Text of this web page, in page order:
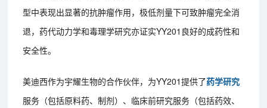
型中表现出显著的抗肿瘤作用，极低剂量下可致肿瘤完全消
退，药代动力学和毒理学研究亦证实YY201良好的成药性和
安全性。
美迪西作为宇耀生物的合作伙伴，为YY201提供了药学研究
服务（包括原料药、制剂）、临床前研究服务（包括药效、